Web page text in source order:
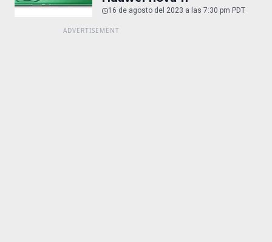
16 de agosto del 2023 a las 7:30 pm PDT